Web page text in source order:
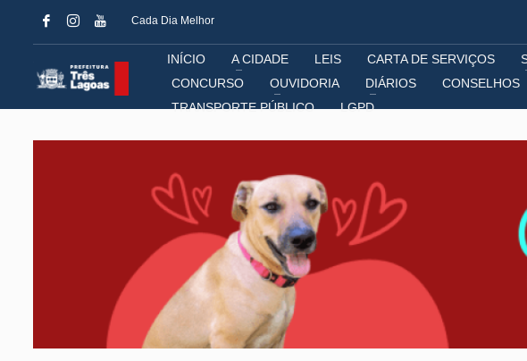
Cada Dia Melhor
INÍCIO A CIDADE LEIS CARTA DE SERVIÇOS
CONCURSO
OUVIDORIA DIÁRIOS CONSELHOS
TRANSPORTE PÚBLICO
LGPD